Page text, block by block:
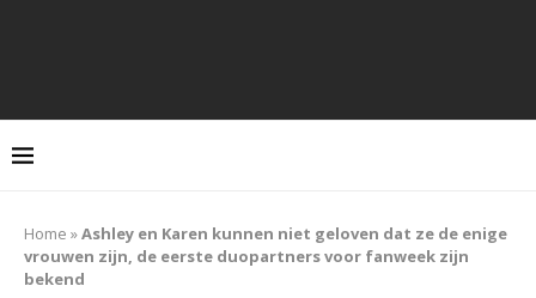
Home »Ashley en Karen kunnen niet geloven dat ze de enige
vrouwen zijn, de eerste duopartners voor fanweek zijn
bekend